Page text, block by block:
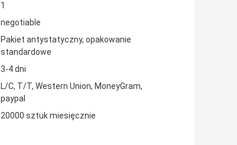
1
negotiable
Pakiet antystatyczny, opakowanie
standardowe
3-4 dni
L/C, T/T, Western Union, MoneyGram,
paypal
20000 sztuk miesięcznie